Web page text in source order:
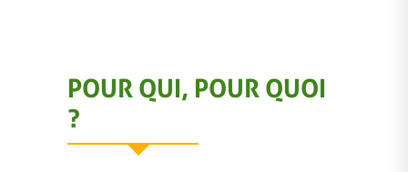
POUR QUI, POUR QUOI
?